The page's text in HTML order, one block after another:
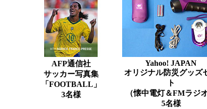
AFP通信社
サッカー写真集
「FOOTBALL」
3名様
Yahoo! JAPAN
オリジナル防災グッズ
ト
（懐中電灯＆FMラジオ
5名様